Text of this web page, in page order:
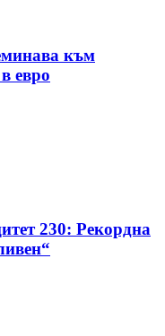
към
евро
230: Рекордна